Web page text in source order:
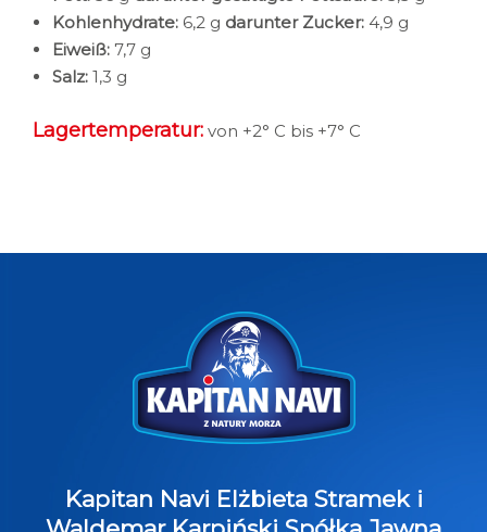
Kohlenhydrate: 6,2 g darunter Zucker: 4,9 g
Eiweiß: 7,7 g
Salz: 1,3 g
Lagertemperatur: von +2° C bis +7° C
Kapitan Navi Elżbieta Stramek i